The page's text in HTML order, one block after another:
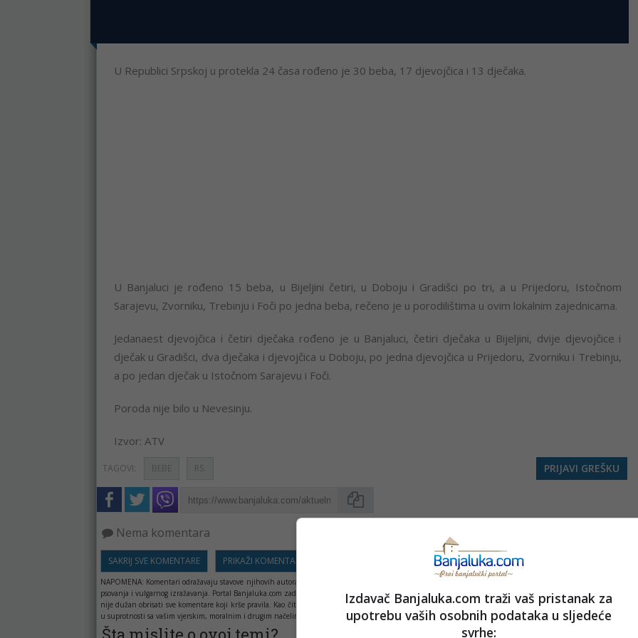
U Republici Srpskoj u protekla 24 časa rođeno je 30 beba, 17 djevojčica i 13 dječaka.
U Banjaluci je rođeno 15 beba, u Bijeljini četiri, u Doboju i Gradišci po tri, a u Prijedoru, Istočnom
Sarajevu, Zvorniku, Trebinju i Foči po jedna beba, rečeno je u porodilištima u ovim lokalnim zajednicama.
Jedanaest djevojčica i četiri dječaka rođeno je u Banjaluci, četiri dječaka u Bijeljini, dvije djevojčice i
dječak u Gradišci, dva dječaka i djevojčica u Doboju, po jedna djevojčica u Prijedoru, Zvorniku i Trebinju,
a po jedan dječak u Istočnom Sarajevu i Foči.
Poroda nije bilo u Nevesinju.
Izvor: ATV
TAGOVI: BEBE RS. PRIJAVI GREŠKU
Nema komentara
SAKRIJ SVE KOMENTARE PRIKAŽI KOMENTARE
NAPOMENA: Komentari odražavaju stavove njihovih autora, a ne nužno i stavove internet portala Banjaluka.com. Molimo korisnike da se suzdrže od vrijeđanja,
psovanja i vulgarnog izražavanja. Portal Banjaluka.com zadržava pravo da obriše komentar bez najave i objašnjenja. Zbog velikog broja komentara Banjaluka.com
nije dužan obrisati sve komentare koji krše pravila. Kao čitalac takođe prihvatate mogućnost da među komentarima mogu biti pronađeni sadržaji koji mogu biti
u suprotnosti sa vašim vjerskim, moralnim i drugim načelima i uvjerenjima.
Izdavač Banjaluka.com traži vaš pristanak za
upotrebu vaših osobnih podataka u sljedeće
svrhe: